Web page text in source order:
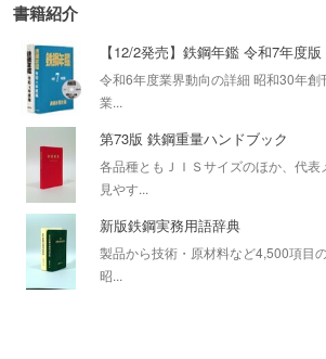
書籍紹介
【12/2発売】鉄鋼年鑑 令和7年度版
令和6年度業界動向の詳細 昭和30年
業...
第73版 鉄鋼重量ハンドブック
各品種ともＪＩＳサイズのほか、代
見やす...
新版鉄鋼実務用語辞典
製品から技術・原材料など4,500項目
昭...